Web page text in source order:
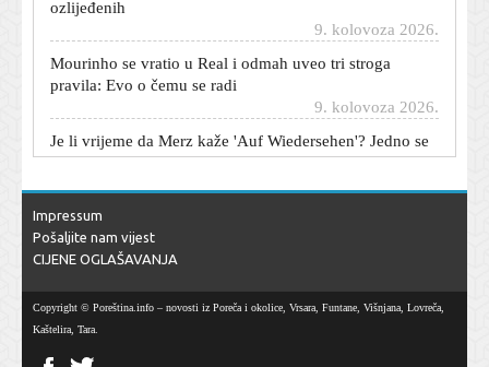
Mourinho se vratio u Real i odmah uveo tri stroga
pravila: Evo o čemu se radi
Je li vrijeme da Merz kaže 'Auf Wiedersehen'? Jedno se
ime već nameće kao nasljednik
Objavljeni dobitnici Nagrade Vicko Andrić: Posebno
priznanje Blandi Matici
omiljenim komadima iz ormara kraljice Letizije
Britanci traže jačanje ukrajinske obrane: 'Zima nije
Impressum
Pošaljite nam vijest
CIJENE OGLAŠAVANJA
Copyright © Poreština.info – novosti iz Poreča i okolice, Vrsara, Funtane, Višnjana, Lovreča,
Kaštelira, Tara.